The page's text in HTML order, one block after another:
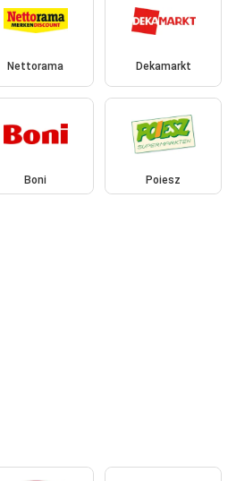
Nettorama Dekamarkt
Boni Poiesz